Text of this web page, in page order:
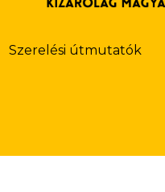
Szerelési útmutatók